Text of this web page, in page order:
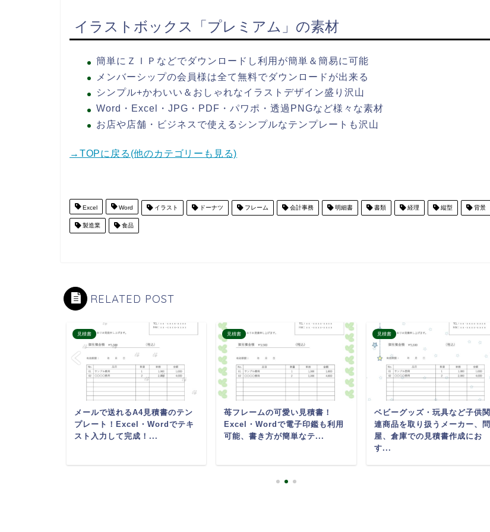
イラストボックス「プレミアム」の素材
簡単にＺＩＰなどでダウンロードし利用が簡単＆簡易に可能
メンバーシップの会員様は全て無料でダウンロードが出来る
シンプル+かわいい＆おしゃれなイラストデザイン盛り沢山
Word・Excel・JPG・PDF・パワポ・透過PNGなど様々な素材
お店や店舗・ビジネスで使えるシンプルなテンプレートも沢山
→TOPに戻る(他のカテゴリーも見る)
Excel Word イラスト ドーナツ フレーム 会計事務 明細書 書類 経理 縦型 背景
製造業 食品
RELATED POST
見積書
メールで送れるA4見積書のテン
プレート！Excel・Wordでテキ
スト入力して完成！...
見積書
苺フレームの可愛い見積書！
Excel・Wordで電子印鑑も利用
可能、書き方が簡単なテ...
見積書
ベビーグッズ・玩具など子供関
連商品を取り扱うメーカー、問
屋、倉庫での見積書作成にお
す...